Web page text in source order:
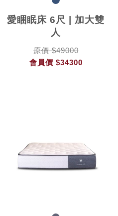
愛睏眠床 6尺 | 加大雙
人
原價 $49000
會員價 $34300